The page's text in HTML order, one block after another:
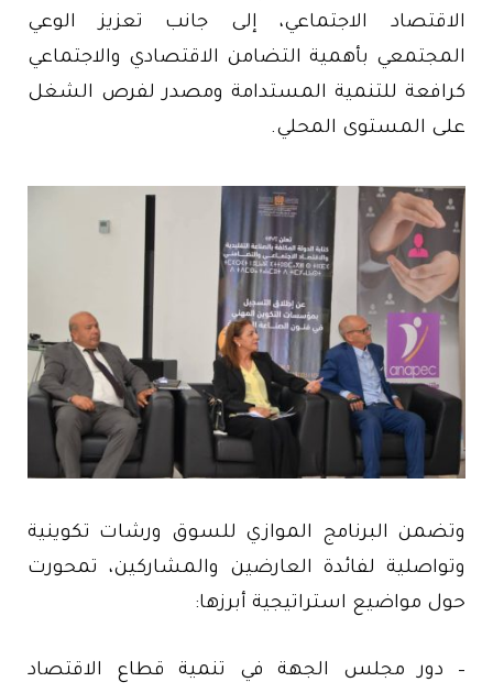
الاقتصاد الاجتماعي، إلى جانب تعزيز الوعي
المجتمعي بأهمية التضامن الاقتصادي والاجتماعي
كرافعة للتنمية المستدامة ومصدر لفرص الشغل
على المستوى المحلي.
وتضمن البرنامج الموازي للسوق ورشات تكوينية
وتواصلية لفائدة العارضين والمشاركين، تمحورت
حول مواضيع استراتيجية أبرزها:
– دور مجلس الجهة في تنمية قطاع الاقتصاد